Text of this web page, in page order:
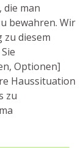
die man
bewahren. Wir
diesem
Optionen]
Haussituation
zu